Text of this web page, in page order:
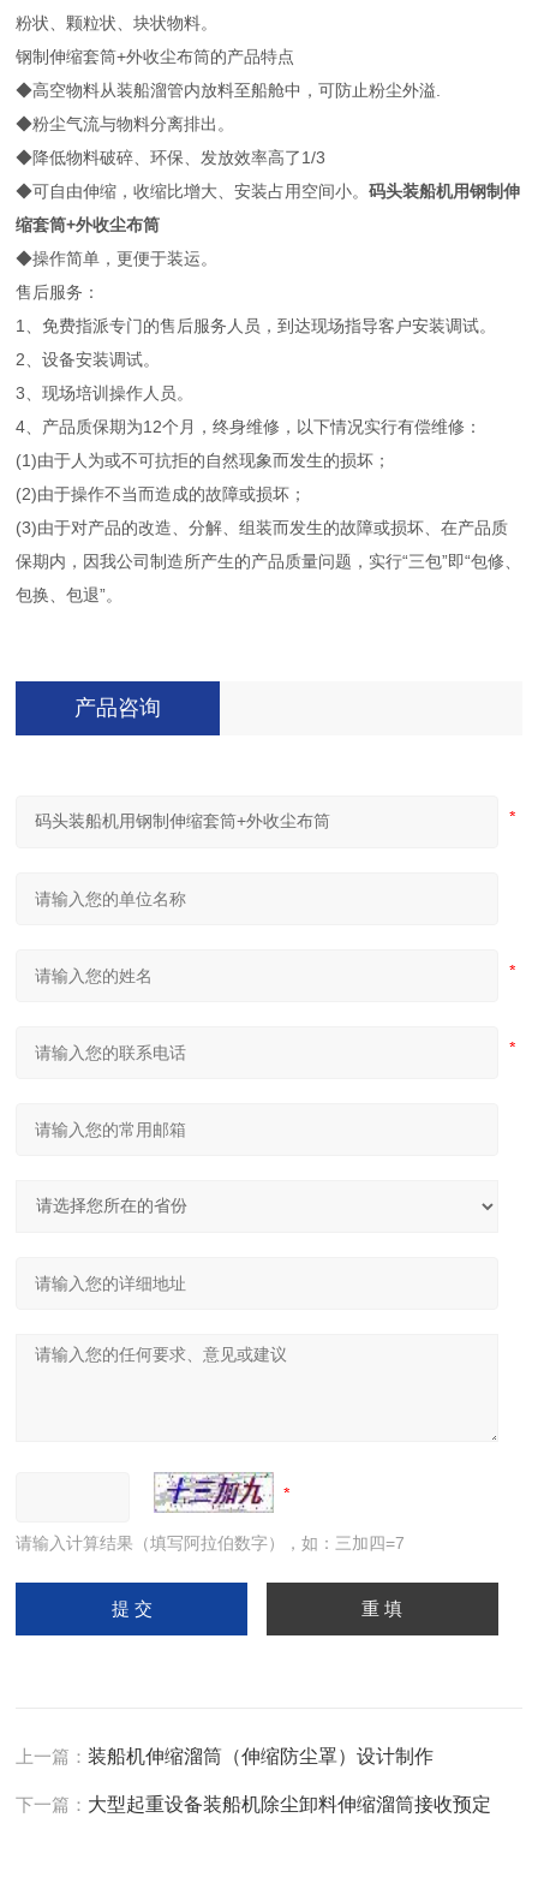
粉状、颗粒状、块状物料。
钢制伸缩套筒+外收尘布筒的产品特点
◆高空物料从装船溜管内放料至船舱中，可防止粉尘外溢.
◆粉尘气流与物料分离排出。
◆降低物料破碎、环保、发放效率高了1/3
◆可自由伸缩，收缩比增大、安装占用空间小。码头装船机用钢制伸
缩套筒+外收尘布筒
◆操作简单，更便于装运。
售后服务：
1、免费指派专门的售后服务人员，到达现场指导客户安装调试。
2、设备安装调试。
3、现场培训操作人员。
4、产品质保期为12个月，终身维修，以下情况实行有偿维修：
(1)由于人为或不可抗拒的自然现象而发生的损坏；
(2)由于操作不当而造成的故障或损坏；
(3)由于对产品的改造、分解、组装而发生的故障或损坏、在产品质
保期内，因我公司制造所产生的产品质量问题，实行“三包”即“包修、
包换、包退”。
产品咨询
请输入计算结果（填写阿拉伯数字），如：三加四=7
上一篇：装船机伸缩溜筒（伸缩防尘罩）设计制作
下一篇： 大型起重设备装船机除尘卸料伸缩溜筒接收预定